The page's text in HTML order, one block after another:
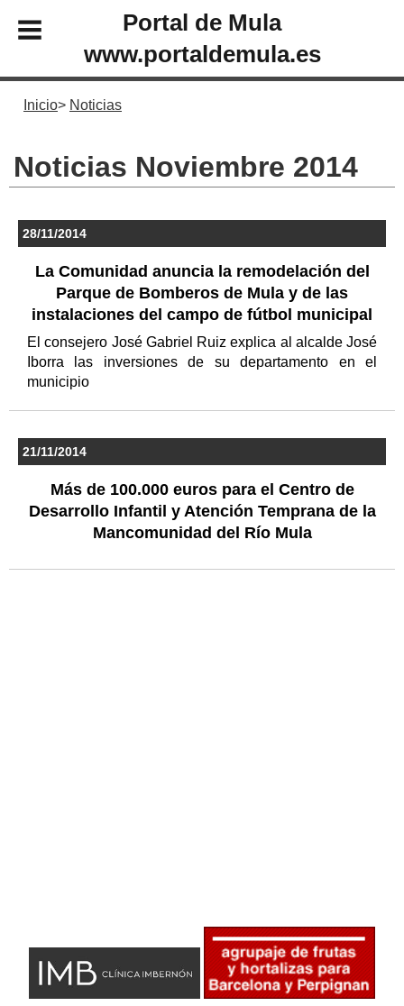
Portal de Mula
www.portaldemula.es
Inicio Noticias
Noticias Noviembre 2014
28/11/2014
La Comunidad anuncia la remodelación del
Parque de Bomberos de Mula y de las
instalaciones del campo de fútbol municipal
El consejero José Gabriel Ruiz explica al alcalde José
Iborra las inversiones de su departamento en el
municipio
21/11/2014
Más de 100.000 euros para el Centro de
Desarrollo Infantil y Atención Temprana de la
Mancomunidad del Río Mula